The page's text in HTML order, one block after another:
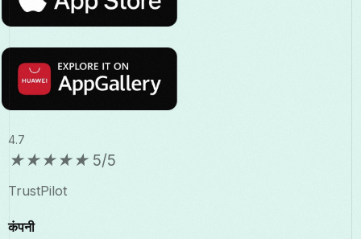
4.7
★★★★★ 5/5
TrustPilot
कंपनी